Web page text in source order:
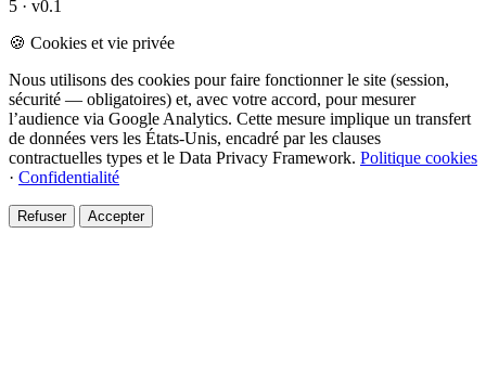
5 · v0.1
🍪 Cookies et vie privée
Nous utilisons des cookies pour faire fonctionner le site (session,
sécurité — obligatoires) et, avec votre accord, pour mesurer
l’audience via Google Analytics. Cette mesure implique un transfert
de données vers les États-Unis, encadré par les clauses
contractuelles types et le Data Privacy Framework. Politique cookies
· Confidentialité
Refuser Accepter